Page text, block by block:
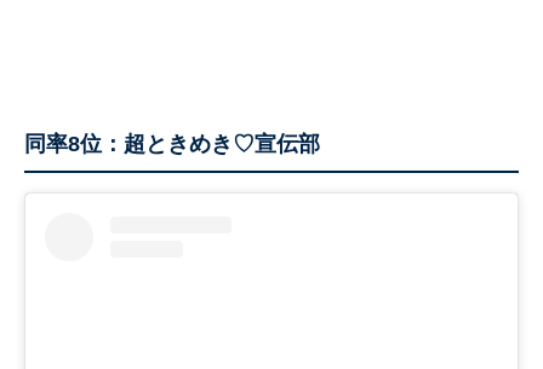
同率8位：超ときめき♡宣伝部